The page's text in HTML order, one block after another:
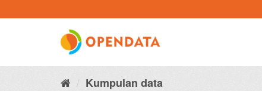
to
Kumpulan data